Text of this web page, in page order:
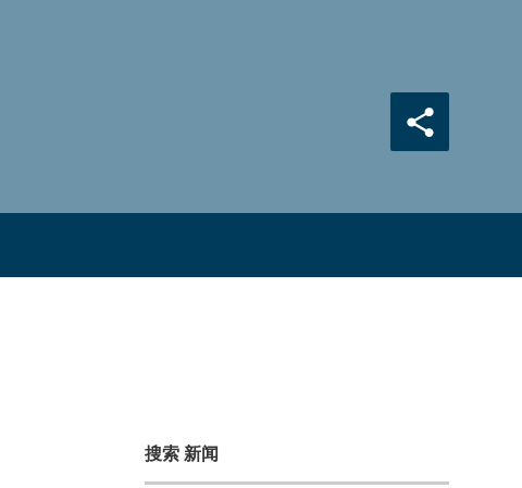
搜索 新闻